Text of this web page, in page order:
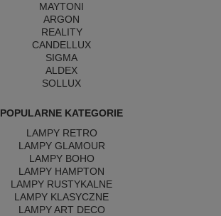
MAYTONI
ARGON
REALITY
CANDELLUX
SIGMA
ALDEX
SOLLUX
POPULARNE KATEGORIE
LAMPY RETRO
LAMPY GLAMOUR
LAMPY BOHO
LAMPY HAMPTON
LAMPY RUSTYKALNE
LAMPY KLASYCZNE
LAMPY ART DECO